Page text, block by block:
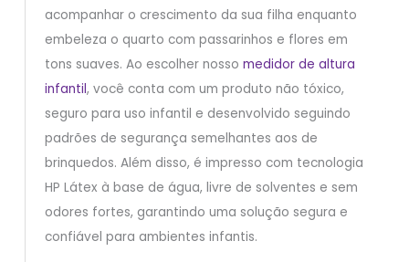
acompanhar o crescimento da sua filha enquanto
embeleza o quarto com passarinhos e flores em
tons suaves. Ao escolher nosso medidor de altura
infantil, você conta com um produto não tóxico,
seguro para uso infantil e desenvolvido seguindo
padrões de segurança semelhantes aos de
brinquedos. Além disso, é impresso com tecnologia
HP Látex à base de água, livre de solventes e sem
odores fortes, garantindo uma solução segura e
confiável para ambientes infantis.